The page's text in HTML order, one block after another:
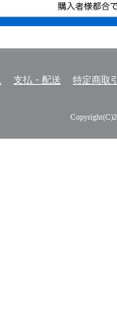
支払・配送 特定商取